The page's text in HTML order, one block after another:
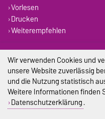
Vorlesen
Drucken
Weiterempfehlen
Wir verwenden Cookies und
unsere Website zuverlässig
und die Nutzung statistisch
Weitere Informationen finden
Datenschutzerklärung.